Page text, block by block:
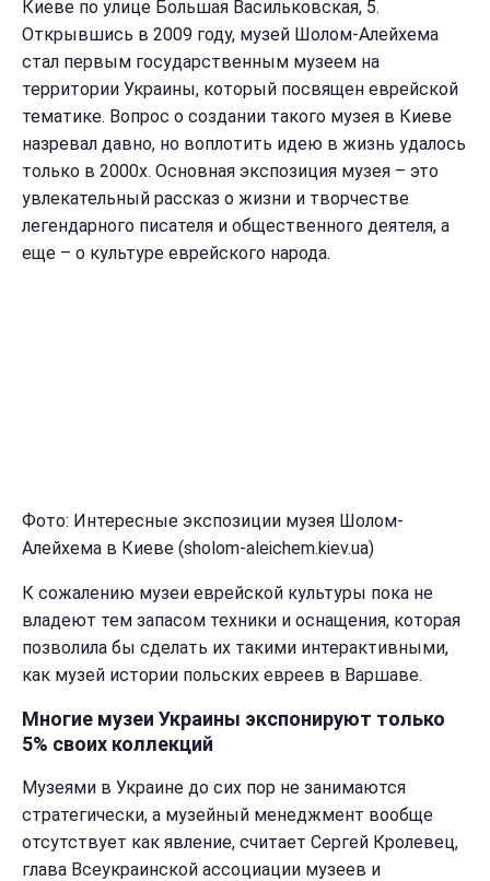
Киеве по улице Большая Васильковская, 5.
Открывшись в 2009 году, музей Шолом-Алейхема
стал первым государственным музеем на
территории Украины, который посвящен еврейской
тематике. Вопрос о создании такого музея в Киеве
назревал давно, но воплотить идею в жизнь удалось
только в 2000х. Основная экспозиция музея – это
увлекательный рассказ о жизни и творчестве
легендарного писателя и общественного деятеля, а
еще – о культуре еврейского народа.
Фото: Интересные экспозиции музея Шолом-
Алейхема в Киеве (sholom-aleichem.kiev.ua)
К сожалению музеи еврейской культуры пока не
владеют тем запасом техники и оснащения, которая
позволила бы сделать их такими интерактивными,
как музей истории польских евреев в Варшаве.
Многие музеи Украины экспонируют только
5% своих коллекций
Музеями в Украине до сих пор не занимаются
стратегически, а музейный менеджмент вообще
отсутствует как явление, считает Сергей Кролевец,
глава Всеукраинской ассоциации музеев и